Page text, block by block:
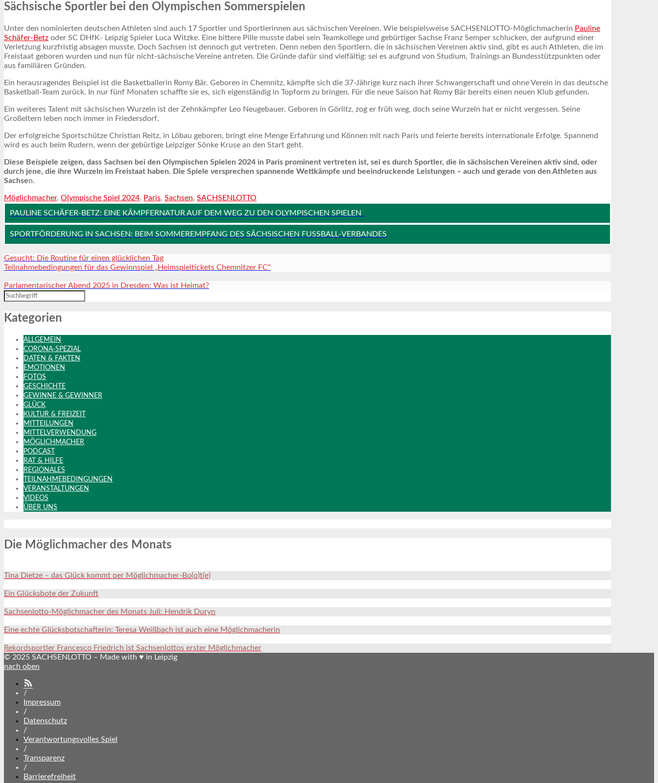
Sächsische Sportler bei den Olympischen Sommerspielen
Unter den nominierten deutschen Athleten sind auch 17 Sportler und Sportlerinnen aus sächsischen Vereinen. Wie beispielsweise SACHSENLOTTO-Möglichmacherin Pauline
Schäfer-Betz oder SC DHfK- Leipzig Spieler Luca Witzke. Eine bittere Pille musste dabei sein Teamkollege und gebürtiger Sachse Franz Semper schlucken, der aufgrund einer
Verletzung kurzfristig absagen musste. Doch Sachsen ist dennoch gut vertreten. Denn neben den Sportlern, die in sächsischen Vereinen aktiv sind, gibt es auch Athleten, die im
Freistaat geboren wurden und nun für nicht-sächsische Vereine antreten. Die Gründe dafür sind vielfältig: sei es aufgrund von Studium, Trainings an Bundesstützpunkten oder
aus familiären Gründen.
Ein herausragendes Beispiel ist die Basketballerin Romy Bär. Geboren in Chemnitz, kämpfte sich die 37-Jährige kurz nach ihrer Schwangerschaft und ohne Verein in das deutsche
Basketball-Team zurück. In nur fünf Monaten schaffte sie es, sich eigenständig in Topform zu bringen. Für die neue Saison hat Romy Bär bereits einen neuen Klub gefunden.
Ein weiteres Talent mit sächsischen Wurzeln ist der Zehnkämpfer Leo Neugebauer. Geboren in Görlitz, zog er früh weg, doch seine Wurzeln hat er nicht vergessen. Seine
Großeltern leben noch immer in Friedersdorf.
Der erfolgreiche Sportschütze Christian Reitz, in Löbau geboren, bringt eine Menge Erfahrung und Können mit nach Paris und feierte bereits internationale Erfolge. Spannend
wird es auch beim Rudern, wenn der gebürtige Leipziger Sönke Kruse an den Start geht.
Diese Beispiele zeigen, dass Sachsen bei den Olympischen Spielen 2024 in Paris prominent vertreten ist, sei es durch Sportler, die in sächsischen Vereinen aktiv sind, oder
durch jene, die ihre Wurzeln im Freistaat haben. Die Spiele versprechen spannende Wettkämpfe und beeindruckende Leistungen – auch und gerade von den Athleten aus
Sachsen.
Möglichmacher, Olympische Spiel 2024, Paris, Sachsen, SACHSENLOTTO
PAULINE SCHÄFER-BETZ: EINE KÄMPFERNATUR AUF DEM WEG ZU DEN OLYMPISCHEN SPIELEN
SPORTFÖRDERUNG IN SACHSEN: BEIM SOMMEREMPFANG DES SÄCHSISCHEN FUSSBALL-VERBANDES
Gesucht: Die Routine für einen glücklichen Tag
Teilnahmebedingungen für das Gewinnspiel „Heimspieltickets Chemnitzer FC“
Parlamentarischer Abend 2025 in Dresden: Was ist Heimat?
Kategorien
ALLGEMEIN
CORONA-SPEZIAL
DATEN & FAKTEN
EMOTIONEN
FOTOS
GESCHICHTE
GEWINNE & GEWINNER
GLÜCK
KULTUR & FREIZEIT
MITTEILUNGEN
MITTELVERWENDUNG
MÖGLICHMACHER
PODCAST
RAT & HILFE
REGIONALES
TEILNAHMEBEDINGUNGEN
VERANSTALTUNGEN
VIDEOS
ÜBER UNS
Die Möglichmacher des Monats
Tina Dietze – das Glück kommt per Möglichmacher-Bo(o)t(e)
Ein Glücksbote der Zukunft
Sachsenlotto-Möglichmacher des Monats Juli: Hendrik Duryn
Eine echte Glücksbotschafterin: Teresa Weißbach ist auch eine Möglichmacherin
Rekordsportler Francesco Friedrich ist Sachsenlottos erster Möglichmacher
© 2025 SACHSENLOTTO – Made with ♥ in Leipzig
nach oben
/
Impressum
/
Datenschutz
/
Verantwortungsvolles Spiel
/
Transparenz
/
Barrierefreiheit